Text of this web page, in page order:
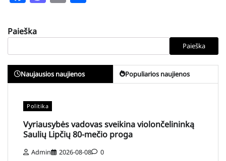
Paieška
Paieška
Naujausios naujienos Populiarios naujienos
Politika
Vyriausybės vadovas sveikina violončelininką
Saulių Lipčių 80-mečio proga
Admin 2026-08-08 0